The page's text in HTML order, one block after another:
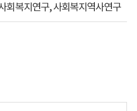
회복지연구, 사회복지역사연구